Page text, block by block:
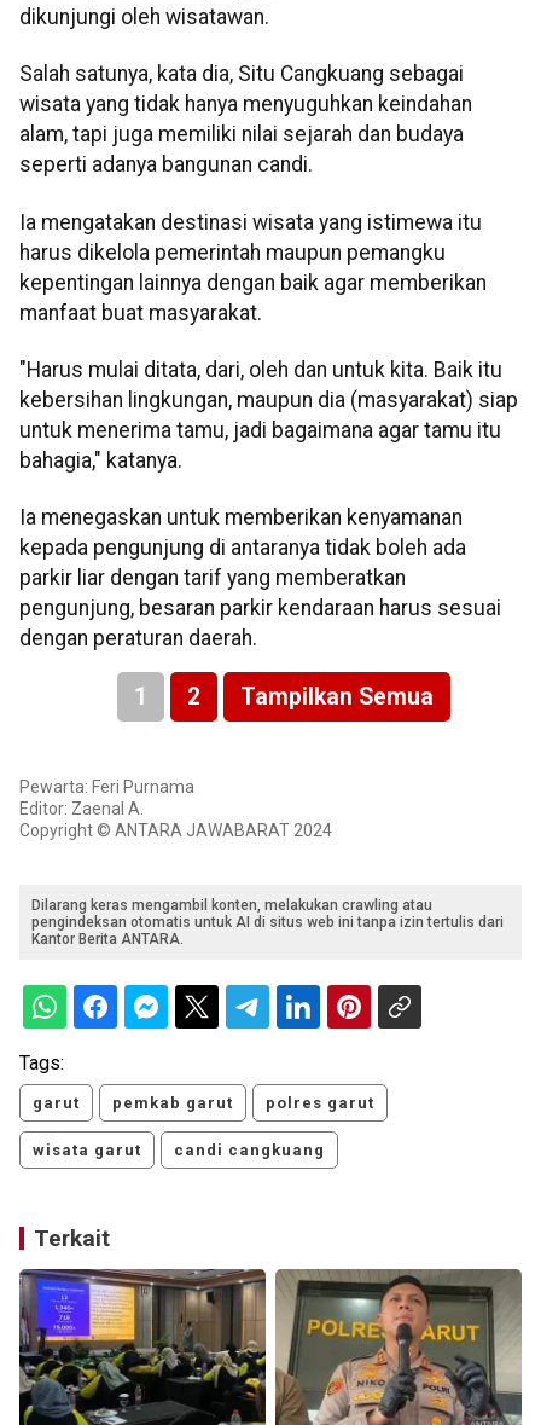
dikunjungi oleh wisatawan.
Salah satunya, kata dia, Situ Cangkuang sebagai
wisata yang tidak hanya menyuguhkan keindahan
alam, tapi juga memiliki nilai sejarah dan budaya
seperti adanya bangunan candi.
Ia mengatakan destinasi wisata yang istimewa itu
harus dikelola pemerintah maupun pemangku
kepentingan lainnya dengan baik agar memberikan
manfaat buat masyarakat.
"Harus mulai ditata, dari, oleh dan untuk kita. Baik itu
kebersihan lingkungan, maupun dia (masyarakat) siap
untuk menerima tamu, jadi bagaimana agar tamu itu
bahagia," katanya.
Ia menegaskan untuk memberikan kenyamanan
kepada pengunjung di antaranya tidak boleh ada
parkir liar dengan tarif yang memberatkan
pengunjung, besaran parkir kendaraan harus sesuai
dengan peraturan daerah.
1 2 Tampilkan Semua
Pewarta: Feri Purnama
Editor: Zaenal A.
Copyright © ANTARA JAWABARAT 2024
Dilarang keras mengambil konten, melakukan crawling atau
pengindeksan otomatis untuk AI di situs web ini tanpa izin tertulis dari
Kantor Berita ANTARA.
Tags:
garut pemkab garut polres garut
wisata garut candi cangkuang
Terkait